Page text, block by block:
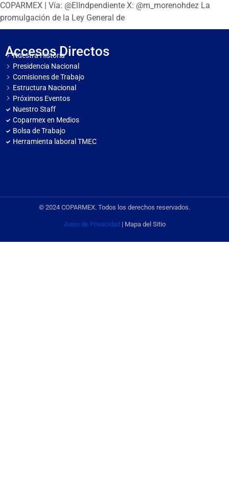
COPARMEX | Vía: @ElIndpendiente X: @m_morenohdez La
promulgación de la Ley General de
Accesos Directos
Nuestra Historia
Presidencia Nacional
Comisiones de Trabajo
Estructura Nacional
Próximos Eventos
Nuestro Staff
Coparmex en Medios
Bolsa de Trabajo
Herramienta laboral TMEC
© 2024 COPARMEX. Todos los derechos reservados.
Aviso de Privacidad | Mapa del Sitio